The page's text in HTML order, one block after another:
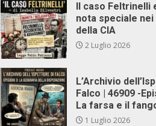
Il caso Feltrinelli
nota speciale
della CIA
2 Luglio 2026
L’Archivio
Falco | 46909 -
La farsa e il
1 Luglio 2026